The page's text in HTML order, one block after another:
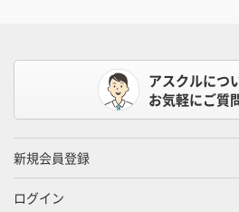
アスクルにつ
お気軽にご質
新規会員登録
ログイン